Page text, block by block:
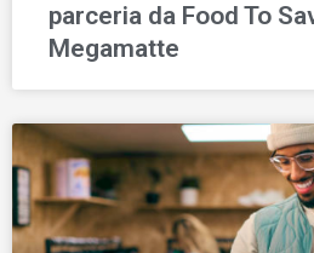
parceria da Food To
Megamatte